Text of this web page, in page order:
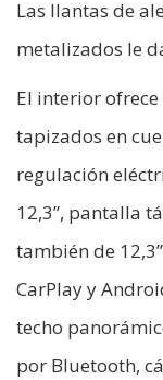
Las llantas de
metalizados le
El interior
tapizados en
regulación
12,3”, pantalla
también de
CarPlay y
techo
por Bluetooth,